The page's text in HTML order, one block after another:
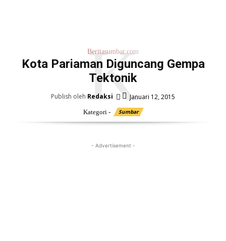
Beritasumbar.com
Kota Pariaman Diguncang Gempa
Tektonik
K
Publish oleh Redaksi Januari 12, 2015
Kategori - Sumbar
- Advertisement -